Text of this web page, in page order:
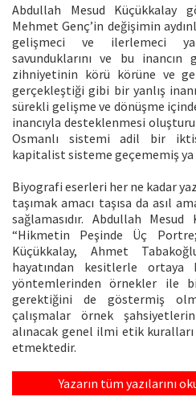
Abdullah Mesud Küçükkalay
Mehmet Genç’in değişimin
gelişmeci ve ilerlemeci
savunduklarını ve bu inancın
zihniyetinin körü körüne ve
gerçekleştiği gibi bir yanlış
sürekli gelişme ve dönüşme
inancıyla desteklenmesi
Osmanlı sistemi adil bir
kapitalist sisteme geçememiş ya
Biyografi eserleri her ne kadar
taşımak amacı taşısa da asıl
sağlamasıdır. Abdullah
“Hikmetin Peşinde Üç
Küçükkalay, Ahmet
hayatından kesitlerle ortaya
yöntemlerinden örnekler ile
gerektiğini de göstermiş
çalışmalar örnek
alınacak genel ilmi etik
etmektedir.
Yazarın tüm yazılarını